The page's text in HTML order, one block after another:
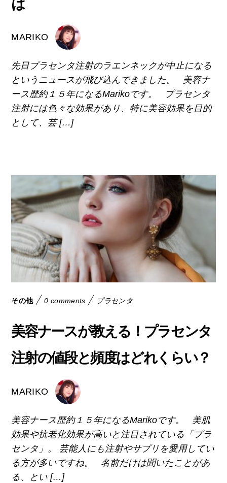
は
MARIKO
先日プラセンタ注射のラエンネックが中止になる
というニュースが飛び込んできました。 美容ナ
ース歴約１５年になるMarikoです。 プラセンタ
注射には色々な効果があり、特に美容効果を目的
として、芸 […]
その他 0 comments プラセンタ
美容ナースが教える！プラセンタ
注射の値段と頻度はどれくらい？
MARIKO
美容ナース歴約１５年になるMarikoです。 美肌
効果や抗老化効果が高いと注目されている「プラ
センタ」。 芸能人にも注射やサプリを愛用してい
る方が多いですね。 名前だけは聞いたことがあ
る、とい […]